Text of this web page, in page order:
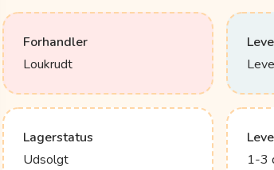
Forhandler
Loukrudt
Lagerstatus
Udsolgt
1-3